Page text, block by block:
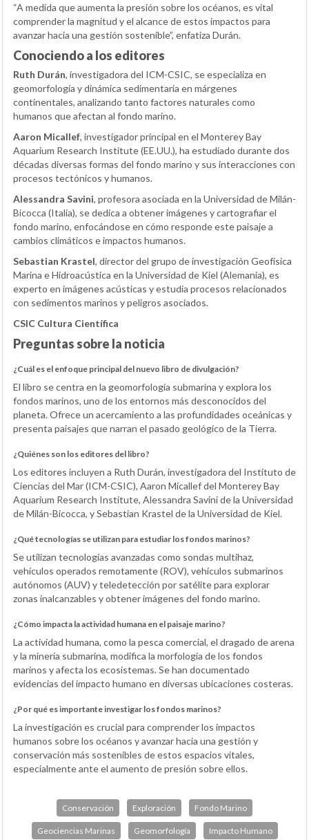
“A medida que aumenta la presión sobre los océanos, es vital
comprender la magnitud y el alcance de estos impactos para
avanzar hacia una gestión sostenible”, enfatiza Durán.
Conociendo a los editores
Ruth Durán, investigadora del ICM-CSIC, se especializa en
geomorfología y dinámica sedimentaria en márgenes
continentales, analizando tanto factores naturales como
humanos que afectan al fondo marino.
Aaron Micallef, investigador principal en el Monterey Bay
Aquarium Research Institute (EE.UU.), ha estudiado durante dos
décadas diversas formas del fondo marino y sus interacciones con
procesos tectónicos y humanos.
Alessandra Savini, profesora asociada en la Universidad de Milán-
Bicocca (Italia), se dedica a obtener imágenes y cartografiar el
fondo marino, enfocándose en cómo responde este paisaje a
cambios climáticos e impactos humanos.
Sebastian Krastel, director del grupo de investigación Geofísica
Marina e Hidroacústica en la Universidad de Kiel (Alemania), es
experto en imágenes acústicas y estudia procesos relacionados
con sedimentos marinos y peligros asociados.
CSIC Cultura Científica
Preguntas sobre la noticia
¿Cuál es el enfoque principal del nuevo libro de divulgación?
El libro se centra en la geomorfología submarina y explora los
fondos marinos, uno de los entornos más desconocidos del
planeta. Ofrece un acercamiento a las profundidades oceánicas y
presenta paisajes que narran el pasado geológico de la Tierra.
¿Quiénes son los editores del libro?
Los editores incluyen a Ruth Durán, investigadora del Instituto de
Ciencias del Mar (ICM-CSIC), Aaron Micallef del Monterey Bay
Aquarium Research Institute, Alessandra Savini de la Universidad
de Milán-Bicocca, y Sebastian Krastel de la Universidad de Kiel.
¿Qué tecnologías se utilizan para estudiar los fondos marinos?
Se utilizan tecnologías avanzadas como sondas multihaz,
vehículos operados remotamente (ROV), vehículos submarinos
autónomos (AUV) y teledetección por satélite para explorar
zonas inalcanzables y obtener imágenes del fondo marino.
¿Cómo impacta la actividad humana en el paisaje marino?
La actividad humana, como la pesca comercial, el dragado de arena
y la minería submarina, modifica la morfología de los fondos
marinos y afecta los ecosistemas. Se han documentado
evidencias del impacto humano en diversas ubicaciones costeras.
¿Por qué es importante investigar los fondos marinos?
La investigación es crucial para comprender los impactos
humanos sobre los océanos y avanzar hacia una gestión y
conservación más sostenibles de estos espacios vitales,
especialmente ante el aumento de presión sobre ellos.
Conservación Exploración Fondo Marino
Geociencias Marinas Geomorfología Impacto Humano